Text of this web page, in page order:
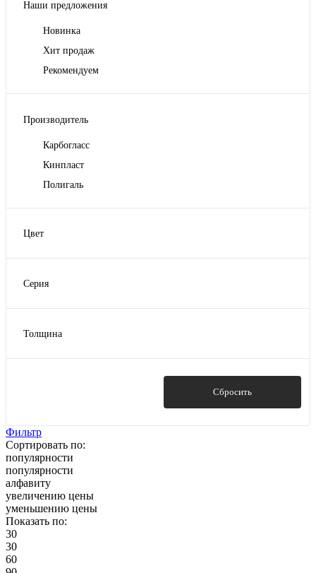
Наши предложения
Новинка
Хит продаж
Рекомендуем
Производитель
Карбогласс
Кинпласт
Полигаль
Цвет
Серия
Усиленный
Толщина
Сбросить
Фильтр
Сортировать по:
популярности
популярности
алфавиту
увеличению цены
уменьшению цены
Показать по:
30
30
60